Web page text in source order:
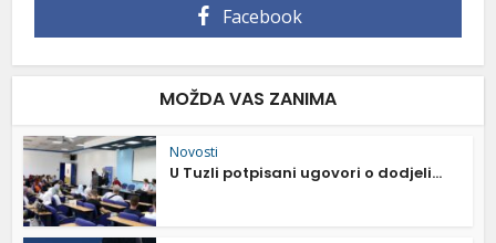
Facebook
MOŽDA VAS ZANIMA
Novosti
U Tuzli potpisani ugovori o dodjeli...